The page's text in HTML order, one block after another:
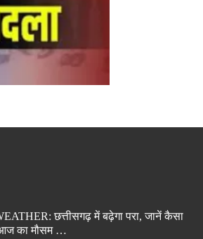
छत्तीसगढ़ में बढ़ेगा परा, जानें कैसा
का मौसम …